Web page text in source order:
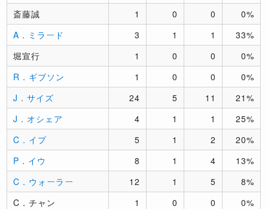
斎藤誠 1 0 0
0%
A．ミラード
3 1 1
33%
堀宣行
1 0 0
0%
R．ギブソン
1 0 0
0%
J．サイズ
24 5 11
21%
J．オシェア
4 1 1
25%
C．イプ
5 1 2
20%
P．イウ
8 1 4
13%
C．ウォーラー
12 1 5
8%
C．チャン
1 0 0
0%